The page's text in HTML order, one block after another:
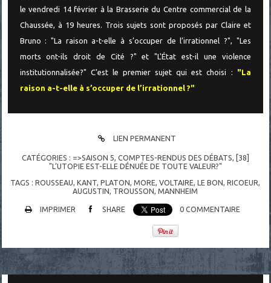
le vendredi 14 février à la Brasserie du Centre commercial de la
Chaussée, à 19 heures. Trois sujets sont proposés par Claire et
Bruno : "La raison a-t-elle à s’occuper de l’irrationnel ?", "Les
morts ont-ils droit de Cité ?" et "L'État est-il une violence
institutionnalisée?" C'est le premier sujet qui est choisi : "La
raison a-t-elle à s’occuper de l’irrationnel ?"
LIEN PERMANENT
CATÉGORIES : =>SAISON 5, COMPTES-RENDUS DES DÉBATS,
[38]
"L’UTOPIE EST-ELLE DÉNUÉE DE TOUTE VALEUR?"
TAGS :ROUSSEAU,KANT,PLATON,MORE,VOLTAIRE,LE BON,RICOEUR,
AUGUSTIN, TROUSSON,MANNHEIM
IMPRIMER SHARE 0 COMMENTAIRE